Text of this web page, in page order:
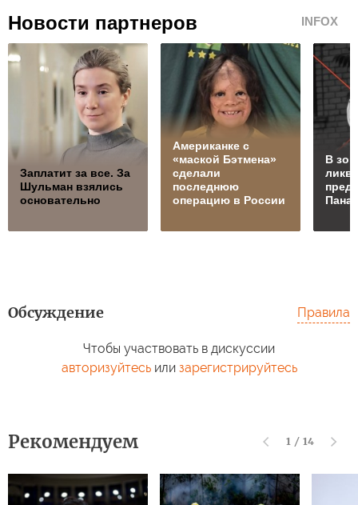
Новости партнеров INFOX
Заплатит за все. За
Шульман взялись
основательно
Американке с
«маской Бэтмена»
сделали
последнюю
операцию в России
В
Обсуждение Правила
Чтобы участвовать в дискуссии
авторизуйтесьили зарегистрируйтесь
Рекомендуем 1 / 14